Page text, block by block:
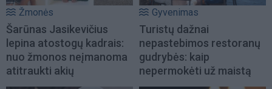
Žmonės
Šarūnas Jasikevičius
lepina atostogų kadrais:
nuo žmonos neįmanoma
atitraukti akių
Gyvenimas
Turistų dažnai
nepastebimos restoranų
gudrybės: kaip
nepermokėti už maistą